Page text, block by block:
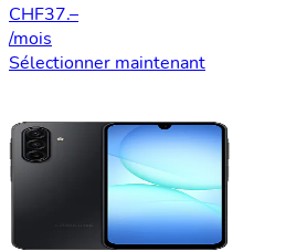
CHF37.–
/mois
Sélectionner maintenant